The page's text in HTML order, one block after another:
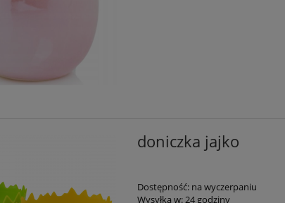
doniczka jajko
Dostępność: na wyczerpaniu
Wysyłka w:24 godziny